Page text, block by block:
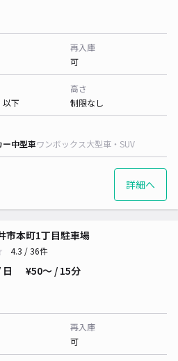
再入庫
可
以下
高さ
制限なし
ー中型車ワンボックス大型車・SUV
詳細へ
市本町1丁目駐車場
4.3 / 36件
日 ¥50〜 / 15分
再入庫
可